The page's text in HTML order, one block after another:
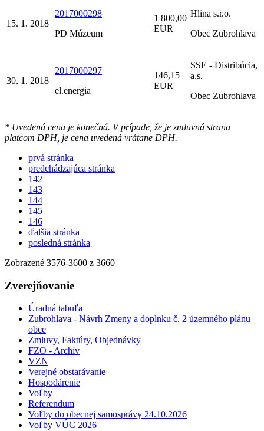
15. 1. 2018
2017000298
PD Múzeum
1 800,00
EUR
Hlina s.r.o.
Obec Zubrohlava
30. 1. 2018
2017000297
el.energia
146,15
EUR
SSE - Distribúcia,
a.s.
Obec Zubrohlava
* Uvedená cena je konečná. V prípade, že je zmluvná strana
platcom DPH, je cena uvedená vrátane DPH.
prvá stránka
predchádzajúca stránka
142
143
144
145
146
ďalšia stránka
posledná stránka
Zobrazené 3576-3600 z 3660
Zverejňovanie
Úradná tabuľa
Zubrohlava - Návrh Zmeny a doplnku č. 2 územného plánu
obce
Zmluvy, Faktúry, Objednávky
FZO - Archív
VZN
Verejné obstarávanie
Hospodárenie
Voľby
Referendum
Voľby do obecnej samosprávy 24.10.2026
Voľby VÚC 2026